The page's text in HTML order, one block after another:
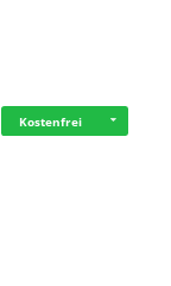
Kostenfrei